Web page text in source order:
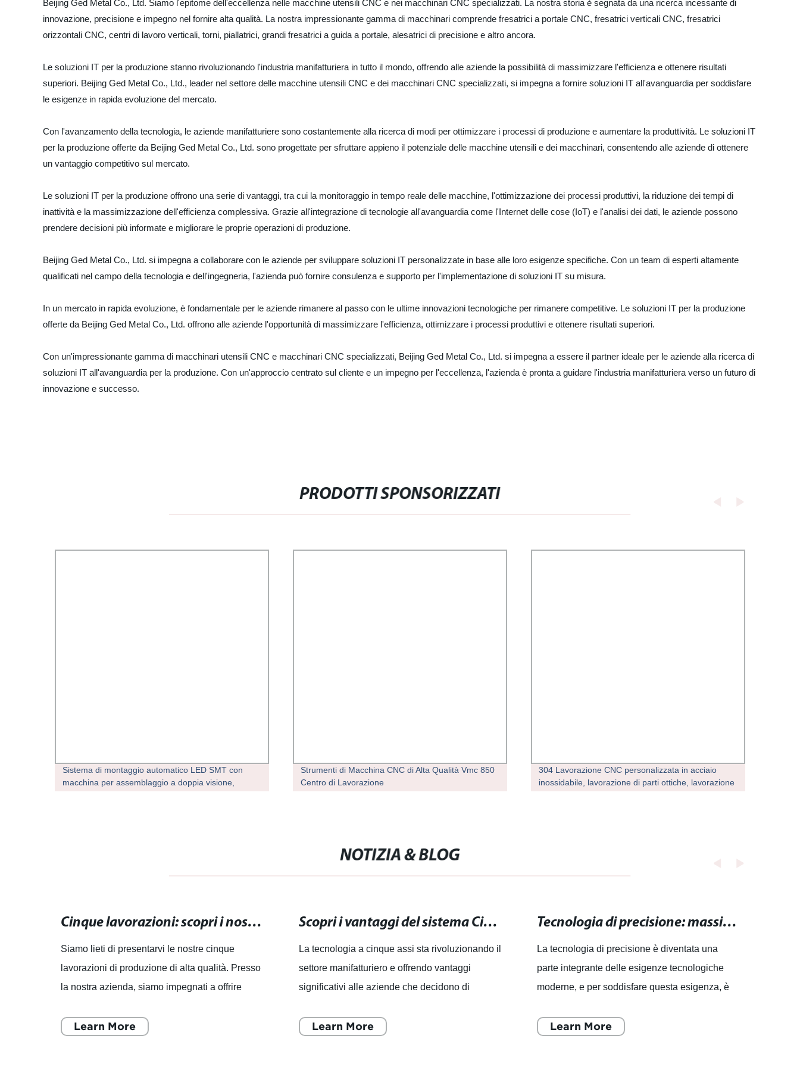
Beijing Ged Metal Co., Ltd. Siamo l'epitome dell'eccellenza nelle macchine utensili CNC e nei macchinari CNC specializzati. La nostra storia è segnata da una ricerca incessante di
innovazione, precisione e impegno nel fornire alta qualità. La nostra impressionante gamma di macchinari comprende fresatrici a portale CNC, fresatrici verticali CNC, fresatrici
orizzontali CNC, centri di lavoro verticali, torni, piallatrici, grandi fresatrici a guida a portale, alesatrici di precisione e altro ancora.
Le soluzioni IT per la produzione stanno rivoluzionando l'industria manifatturiera in tutto il mondo, offrendo alle aziende la possibilità di massimizzare l'efficienza e ottenere risultati
superiori. Beijing Ged Metal Co., Ltd., leader nel settore delle macchine utensili CNC e dei macchinari CNC specializzati, si impegna a fornire soluzioni IT all'avanguardia per soddisfare
le esigenze in rapida evoluzione del mercato.
Con l'avanzamento della tecnologia, le aziende manifatturiere sono costantemente alla ricerca di modi per ottimizzare i processi di produzione e aumentare la produttività. Le soluzioni IT
per la produzione offerte da Beijing Ged Metal Co., Ltd. sono progettate per sfruttare appieno il potenziale delle macchine utensili e dei macchinari, consentendo alle aziende di ottenere
un vantaggio competitivo sul mercato.
Le soluzioni IT per la produzione offrono una serie di vantaggi, tra cui la monitoraggio in tempo reale delle macchine, l'ottimizzazione dei processi produttivi, la riduzione dei tempi di
inattività e la massimizzazione dell'efficienza complessiva. Grazie all'integrazione di tecnologie all'avanguardia come l'Internet delle cose (IoT) e l'analisi dei dati, le aziende possono
prendere decisioni più informate e migliorare le proprie operazioni di produzione.
Beijing Ged Metal Co., Ltd. si impegna a collaborare con le aziende per sviluppare soluzioni IT personalizzate in base alle loro esigenze specifiche. Con un team di esperti altamente
qualificati nel campo della tecnologia e dell'ingegneria, l'azienda può fornire consulenza e supporto per l'implementazione di soluzioni IT su misura.
In un mercato in rapida evoluzione, è fondamentale per le aziende rimanere al passo con le ultime innovazioni tecnologiche per rimanere competitive. Le soluzioni IT per la produzione
offerte da Beijing Ged Metal Co., Ltd. offrono alle aziende l'opportunità di massimizzare l'efficienza, ottimizzare i processi produttivi e ottenere risultati superiori.
Con un'impressionante gamma di macchinari utensili CNC e macchinari CNC specializzati, Beijing Ged Metal Co., Ltd. si impegna a essere il partner ideale per le aziende alla ricerca di
soluzioni IT all'avanguardia per la produzione. Con un'approccio centrato sul cliente e un impegno per l'eccellenza, l'azienda è pronta a guidare l'industria manifatturiera verso un futuro di
innovazione e successo.
PRODOTTI SPONSORIZZATI
Sistema di montaggio automatico LED SMT con
macchina per assemblaggio a doppia visione,
Strumenti di Macchina CNC di Alta Qualità Vmc 850
Centro di Lavorazione
304 Lavorazione CNC personalizzata in acciaio
inossidabile, lavorazione di parti ottiche, lavorazione
NOTIZIA & BLOG
Cinque lavorazioni: scopri i nostri processi di produzione di alta qualità
Siamo lieti di presentarvi le nostre cinque
lavorazioni di produzione di alta qualità. Presso
la nostra azienda, siamo impegnati a offrire
specializzate che rappres
Learn More
Scopri i vantaggi del sistema Cinque assi per la tua azienda
La tecnologia a cinque assi sta rivoluzionando il
settore manifatturiero e offrendo vantaggi
significativi alle aziende che decidono di
complessi in modo
Learn More
Tecnologia di precisione: massima precisione per le tue esigenze tecnologiche.
La tecnologia di precisione è diventata una
parte integrante delle esigenze tecnologiche
moderne, e per soddisfare questa esigenza, è
che offrano la ma
Learn More